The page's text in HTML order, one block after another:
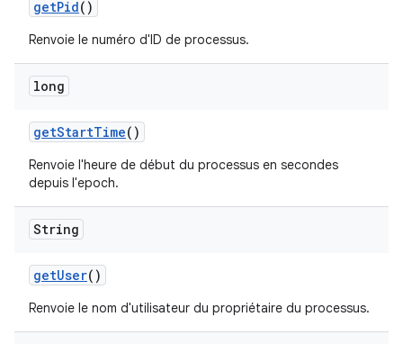
getPid()
Renvoie le numéro d'ID de processus.
long
getStartTime()
Renvoie l'heure de début du processus en secondes
depuis l'epoch.
String
getUser()
Renvoie le nom d'utilisateur du propriétaire du processus.